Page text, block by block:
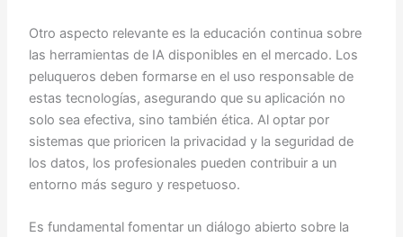
Otro aspecto relevante es la educación continua sobre
las herramientas de IA disponibles en el mercado. Los
peluqueros deben formarse en el uso responsable de
estas tecnologías, asegurando que su aplicación no
solo sea efectiva, sino también ética. Al optar por
sistemas que prioricen la privacidad y la seguridad de
los datos, los profesionales pueden contribuir a un
entorno más seguro y respetuoso.
Es fundamental fomentar un diálogo abierto sobre la